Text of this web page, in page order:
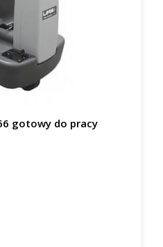
66 gotowy do pracy